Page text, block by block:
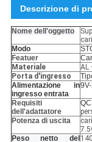
Descrizione di
Nome dell'oggetto
Modo
Featuer
Materiale
AL
Porta d'ingresso
Alimentazione in
ingresso entrata
Requisiti
dell'adattatore
Potenza di uscita
Peso netto del